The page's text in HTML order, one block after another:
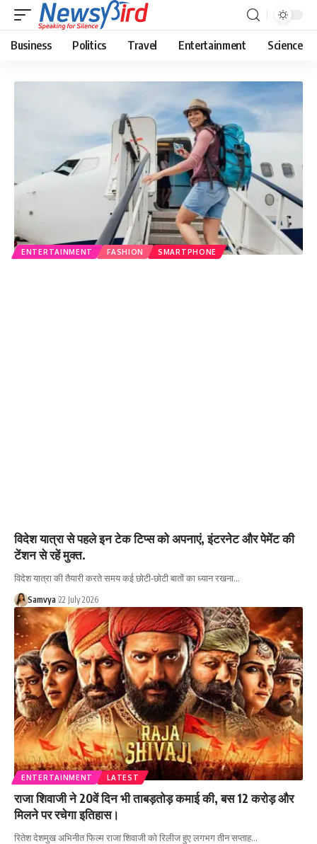
Business Politics Travel Entertainment Science
ENTERTAINMENT FASHION SMARTPHONE
विदेश यात्रा से पहले इन टेक टिप्स को अपनाएं, इंटरनेट और पेमेंट की
टेंशन से रहें मुक्त.
विदेश यात्रा की तैयारी करते समय कई छोटी‑छोटी बातों का ध्यान रखना…
Samvya 22 July 2026
ENTERTAINMENT LATEST
राजा शिवाजी ने 20वें दिन भी ताबड़तोड़ कमाई की, बस 12 करोड़ और
मिलने पर रचेगा इतिहास।
रितेश देशमुख अभिनीत फिल्म राजा शिवाजी को रिलीज हुए लगभग तीन सप्ताह…